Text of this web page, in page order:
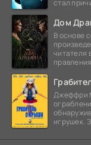
стал
Дом
В основе
читателя
Джеффри
игрушек.